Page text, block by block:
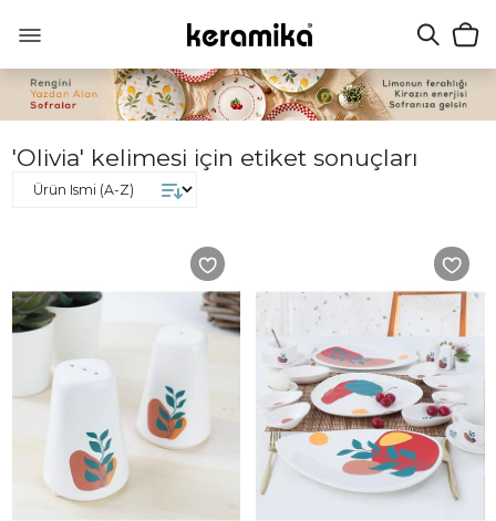
'Olivia' kelimesi için etiket sonuçları